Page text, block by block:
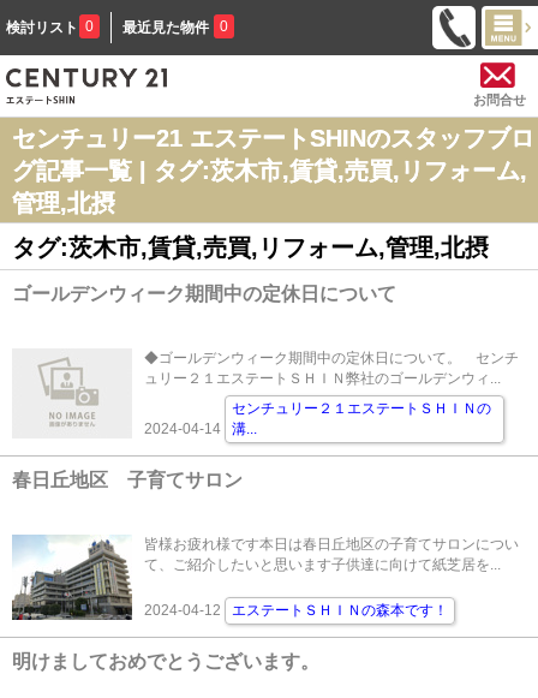
検討リスト 0 最近見た物件 0
お問合せ
センチュリー21 エステートSHINのスタッフブロ
グ記事一覧 | タグ:茨木市,賃貸,売買,リフォーム,
管理,北摂
タグ:茨木市,賃貸,売買,リフォーム,管理,北摂
ゴールデンウィーク期間中の定休日について
◆ゴールデンウィーク期間中の定休日について。 センチ
ュリー２１エステートＳＨＩＮ弊社のゴールデンウィ...
2024-04-14
センチュリー２１エステートＳＨＩＮの
溝...
春日丘地区 子育てサロン
皆様お疲れ様です本日は春日丘地区の子育てサロンについ
て、ご紹介したいと思います子供達に向けて紙芝居を...
2024-04-12 エステートＳＨＩＮの森本です！
明けましておめでとうございます。